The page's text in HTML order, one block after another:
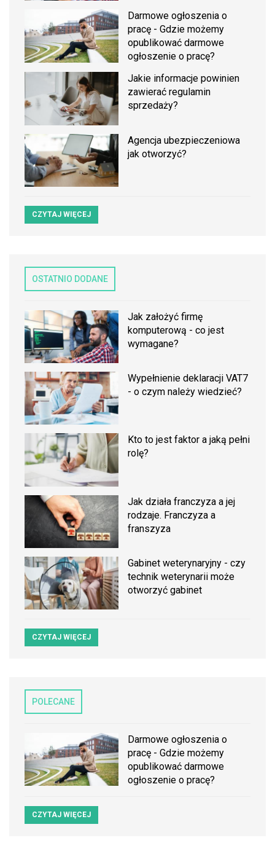
Darmowe ogłoszenia o
pracę - Gdzie możemy
opublikować darmowe
ogłoszenie o pracę?
Jakie informacje powinien
zawierać regulamin
sprzedaży?
Agencja ubezpieczeniowa
jak otworzyć?
CZYTAJ WIĘCEJ
OSTATNIO DODANE
Jak założyć firmę
komputerową - co jest
wymagane?
Wypełnienie deklaracji VAT7
- o czym należy wiedzieć?
Kto to jest faktor a jaką pełni
rolę?
Jak działa franczyza a jej
rodzaje. Franczyza a
franszyza
Gabinet weterynaryjny - czy
technik weterynarii może
otworzyć gabinet
CZYTAJ WIĘCEJ
POLECANE
Darmowe ogłoszenia o
pracę - Gdzie możemy
opublikować darmowe
ogłoszenie o pracę?
CZYTAJ WIĘCEJ